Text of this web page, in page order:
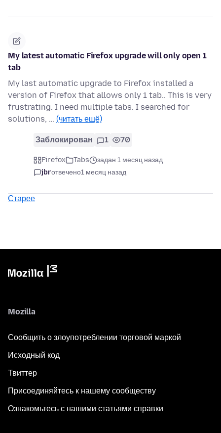
My latest automatic Firefox upgrade will only open 1
tab
My last automatic upgrade to Firefox installed a
version of Firefox that allows only 1 tab.. This is very
frustrating. I need multiple tabs. I searched for
solutions, … (читать ещё)
Заблокирован 1 70
Firefox Tabs
задан 1 месяц назад
jbrотвечено1 месяц назад
Старее
Mozilla
Сообщить о злоупотреблении торговой маркой
Исходный код
Твиттер
Присоединяйтесь к нашему сообществу
Ознакомьтесь с нашими статьями справки